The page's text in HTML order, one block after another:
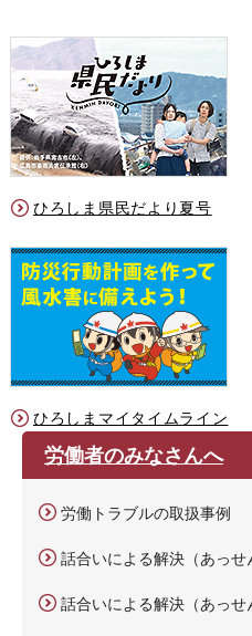
ひろしま県民だより夏号
ひろしまマイタイムライン
労働者のみなさんへ
労働トラブルの取扱事例
話合いによる解決（あっ
話合いによる解決（あっせ